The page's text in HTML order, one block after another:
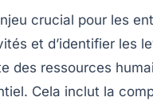
crucial pour les
et d’identifier les
des ressources
Cela inclut la